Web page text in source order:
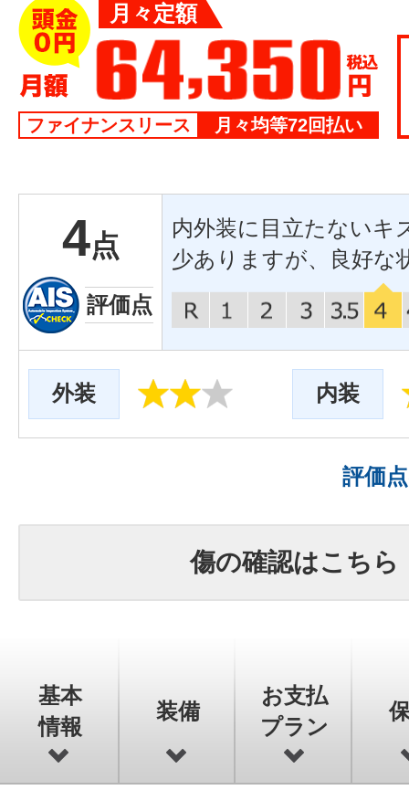
月々定額
ファイナンスリース 月々均等72回払い
4点
評価点
内外装に目立たないキ
少ありますが、良好な
外装 内装
評価
傷の確認はこちら
基本
情報
装備
お支払
プラン